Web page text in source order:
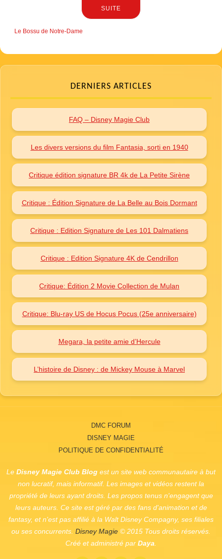
SUITE
Le Bossu de Notre-Dame
DERNIERS ARTICLES
FAQ – Disney Magie Club
Les divers versions du film Fantasia, sorti en 1940
Critique édition signature BR 4k de La Petite Sirène
Critique : Édition Signature de La Belle au Bois Dormant
Critique : Edition Signature de Les 101 Dalmatiens
Critique : Edition Signature 4K de Cendrillon
Critique: Édition 2 Movie Collection de Mulan
Critique: Blu-ray US de Hocus Pocus (25e anniversaire)
Megara, la petite amie d’Hercule
L’histoire de Disney : de Mickey Mouse à Marvel
DMC FORUM
DISNEY MAGIE
POLITIQUE DE CONFIDENTIALITÉ
Le Disney Magie Club Blog est un site web communautaire à but
non lucratif, mais informatif. Les images et vidéos restent la
propriété de leurs ayant droits. Les propos tenus n'engagent que
leurs auteurs. Ce site est géré par des fans d'animation et de
fantasy, et n'est pas affilié à la Walt Disney Compagny, ses filiales
ou ses concurrents. Disney Magie © 2015 Tous droits réservés.
Créé et administré par Daya.